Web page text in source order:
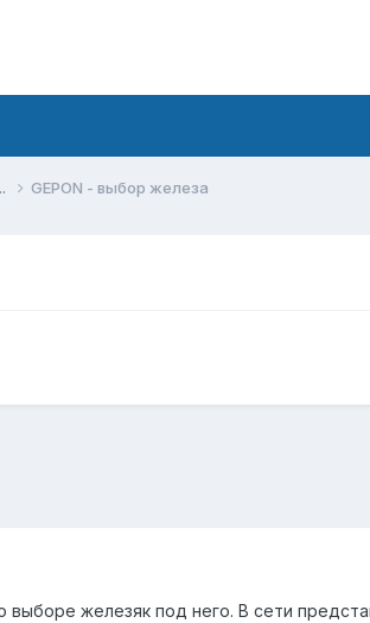
GEPON - выбор железа
железяк под него. В сети